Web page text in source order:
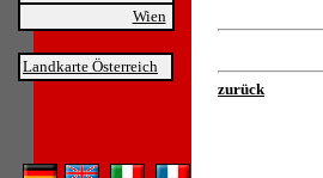
Wien
Landkarte Österreich
zurück